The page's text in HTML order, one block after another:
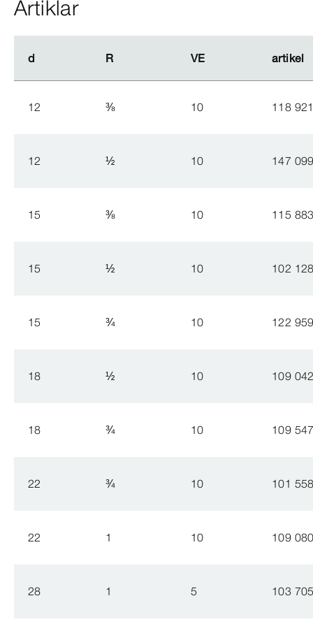
Artiklar
d R VE artikel
d R VE artikel
12 ⅜ 10 118 921
12 ½ 10 147 099
15 ⅜ 10 115 883
15 ½ 10 102 128
15 ¾ 10 122 959
18 ½ 10 109 042
18 ¾ 10 109 547
22 ¾ 10 101 558
22 1 10 109 080
28 1 5 103 705